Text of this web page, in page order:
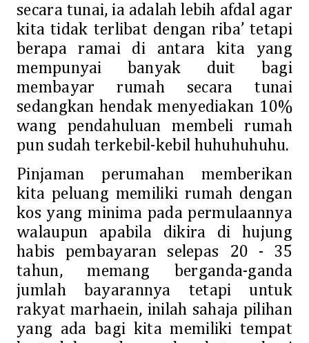
secara tunai, ia adalah lebih afdal agar
kita tidak terlibat dengan riba’ tetapi
berapa ramai di antara kita yang
mempunyai banyak duit bagi
membayar rumah secara tunai
sedangkan hendak menyediakan 10%
wang pendahuluan membeli rumah
pun sudah terkebil-kebil huhuhuhuhu.
Pinjaman perumahan memberikan
kita peluang memiliki rumah dengan
kos yang minima pada permulaannya
walaupun apabila dikira di hujung
habis pembayaran selepas 20 - 35
tahun, memang berganda-ganda
jumlah bayarannya tetapi untuk
rakyat marhaein, inilah sahaja pilihan
yang ada bagi kita memiliki tempat